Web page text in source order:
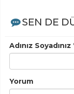
SEN DE
Adınız Soyadınız
Yorum